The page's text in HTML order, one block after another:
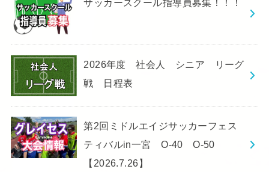
サッカースクール指導員募集！！！
2026年度 社会人 シニア リーグ
戦 日程表
第2回ミドルエイジサッカーフェス
ティバルin一宮 O-40 O-50
【2026.7.26】